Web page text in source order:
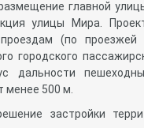
главной
улицы Мира.
(по проезжей
городского
дальности
менее 500 м.
застройки